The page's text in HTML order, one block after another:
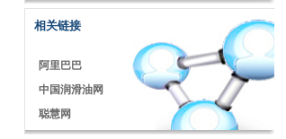
相关链接
阿里巴巴
中国润滑油网
聪慧网